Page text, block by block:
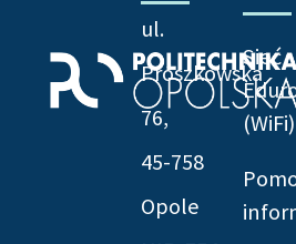
ul.
Prószkowska
76,
45-758
Opole
Sieć
(WiFi)